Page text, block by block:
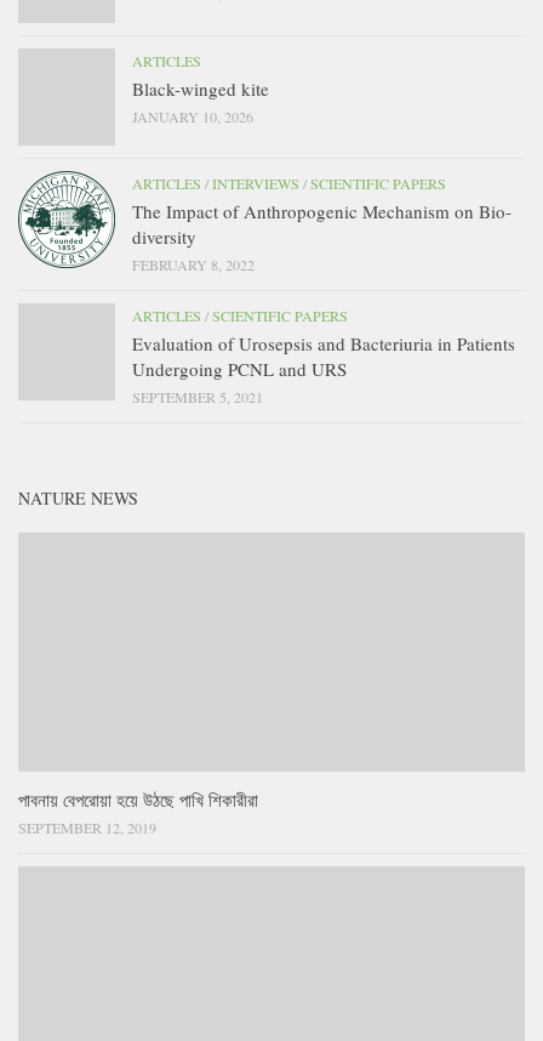
ARTICLES
Black-winged kite
JANUARY 10, 2026
ARTICLES /INTERVIEWS /SCIENTIFIC PAPERS
The Impact of Anthropogenic Mechanism on Bio-
diversity
FEBRUARY 8, 2022
ARTICLES /SCIENTIFIC PAPERS
Evaluation of Urosepsis and Bacteriuria in Patients
Undergoing PCNL and URS
SEPTEMBER 5, 2021
NATURE NEWS
পাবনায় বেপরোয়া হয়ে উঠছে পাখি শিকারীরা
SEPTEMBER 12, 2019